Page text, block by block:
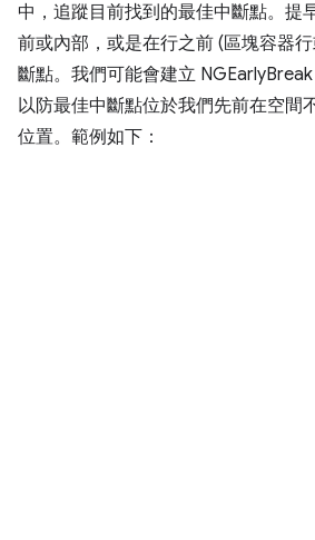
中，追蹤目前找到的最佳中斷點。提
前或內部，或是在行之前 (區塊容器
斷點。我們可能會建立
以防最佳中斷點位於我們先前在空間
位置。範例如下：